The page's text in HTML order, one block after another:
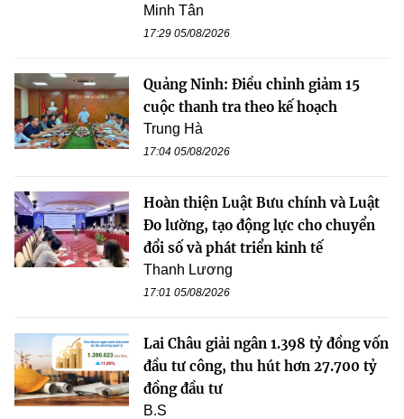
Minh Tân
17:29 05/08/2026
Quảng Ninh: Điều chỉnh giảm 15
cuộc thanh tra theo kế hoạch
Trung Hà
17:04 05/08/2026
Hoàn thiện Luật Bưu chính và Luật
Đo lường, tạo động lực cho chuyển
đổi số và phát triển kinh tế
Thanh Lương
17:01 05/08/2026
Lai Châu giải ngân 1.398 tỷ đồng vốn
đầu tư công, thu hút hơn 27.700 tỷ
đồng đầu tư
B.S